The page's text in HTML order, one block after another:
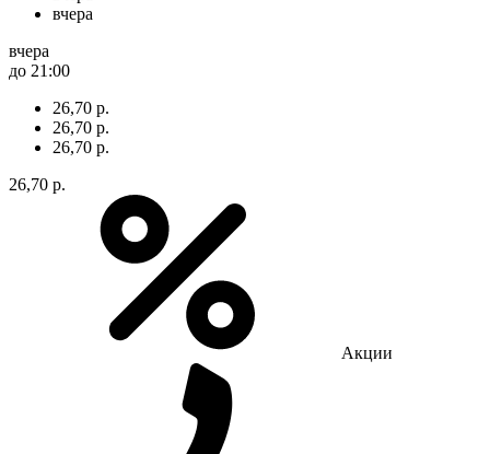
вчера
вчера
до 21:00
26,70 р.
26,70 р.
26,70 р.
26,70 р.
Акции